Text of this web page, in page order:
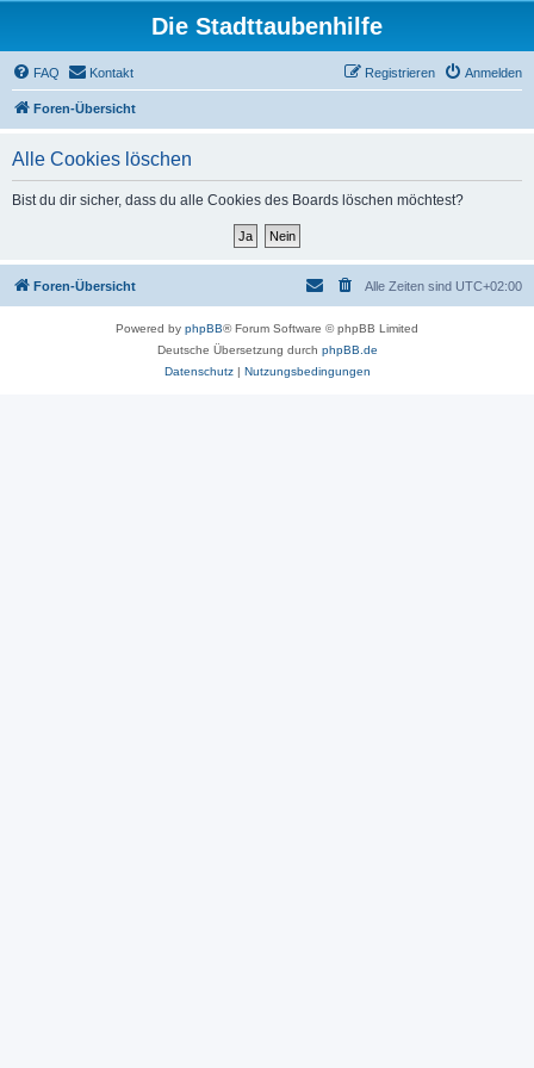
Die Stadttaubenhilfe
FAQ Kontakt Anmelden
Registrieren
Foren-Übersicht
Alle Cookies löschen
Bist du dir sicher, dass du alle Cookies des Boards löschen möchtest?
Foren-Übersicht Alle Zeiten sind UTC+02:00
Powered by phpBB® Forum Software © phpBB Limited
Deutsche Übersetzung durch phpBB.de
Datenschutz| Nutzungsbedingungen